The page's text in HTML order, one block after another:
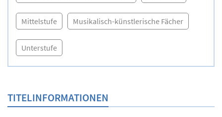
Mittelstufe Musikalisch-künstlerische Fächer
Unterstufe
TITELINFORMATIONEN